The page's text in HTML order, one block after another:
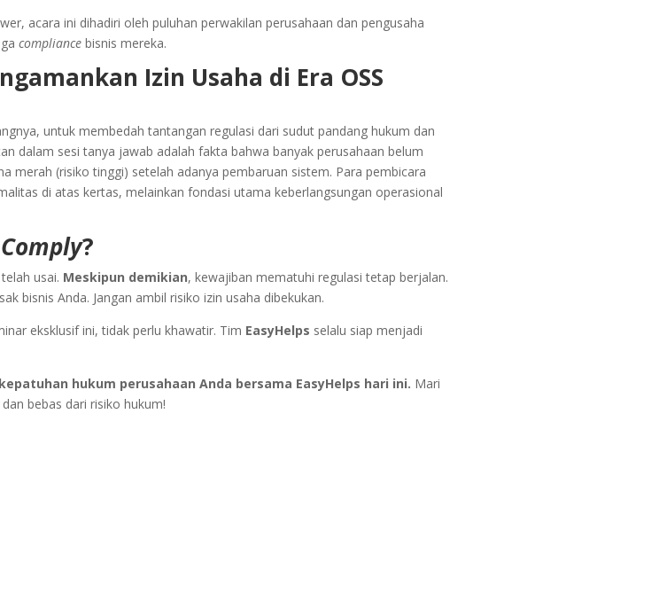
acara ini dihadiri oleh puluhan perwakilan perusahaan dan pengusaha
compliancebisnis mereka.
Izin Usaha di Era OSS
untuk membedah tantangan regulasi dari sudut pandang hukum dan
dalam sesi tanya jawab adalah fakta bahwa banyak perusahaan belum
merah (risiko tinggi) setelah adanya pembaruan sistem. Para pembicara
di atas kertas, melainkan fondasi utama keberlangsungan operasional
Comply?
usai. Meskipun demikian, kewajiban mematuhi regulasi tetap berjalan.
bisnis Anda. Jangan ambil risiko izin usaha dibekukan.
eksklusif ini, tidak perlu khawatir. Tim EasyHelps selalu siap menjadi
hukum perusahaan Anda bersama EasyHelps hari ini. Mari
bebas dari risiko hukum!